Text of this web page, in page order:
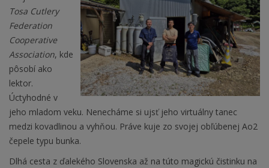
Tosa Cutlery
Federation
Cooperative
Association, kde
pôsobí ako
lektor.
Úctyhodné v
jeho mladom veku. Nenecháme si ujsť jeho virtuálny tanec
medzi kovadlinou a vyhňou. Práve kuje zo svojej obľúbenej Ao2
čepele typu bunka.
Dlhá cesta z ďalekého Slovenska až na túto magickú čistinku na